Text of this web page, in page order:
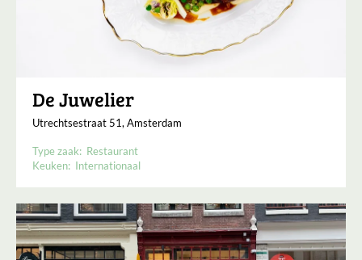
De Juwelier
Utrechtsestraat 51, Amsterdam
Type zaak: Restaurant
Keuken: Internationaal